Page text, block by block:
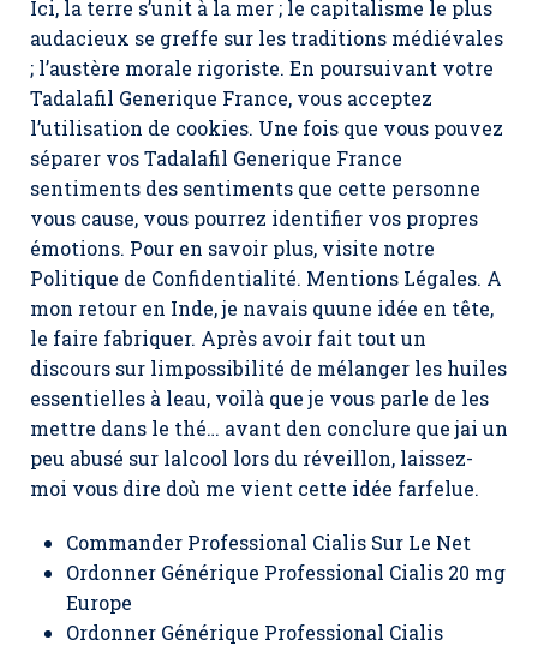
Ici, la terre s’unit à la mer ; le capitalisme le plus
audacieux se greffe sur les traditions médiévales
; l’austère morale rigoriste. En poursuivant votre
Tadalafil Generique France, vous acceptez
l’utilisation de cookies. Une fois que vous pouvez
séparer vos Tadalafil Generique France
sentiments des sentiments que cette personne
vous cause, vous pourrez identifier vos propres
émotions. Pour en savoir plus, visite notre
Politique de Confidentialité. Mentions Légales. A
mon retour en Inde, je navais quune idée en tête,
le faire fabriquer. Après avoir fait tout un
discours sur limpossibilité de mélanger les huiles
essentielles à leau, voilà que je vous parle de les
mettre dans le thé… avant den conclure que jai un
peu abusé sur lalcool lors du réveillon, laissez-
moi vous dire doù me vient cette idée farfelue.
Commander Professional Cialis Sur Le Net
Ordonner Générique Professional Cialis 20 mg
Europe
Ordonner Générique Professional Cialis